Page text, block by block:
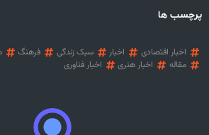
پرچسب ها
اخبار اقتصادی اخبار سبک زندگی فرهنگ
مقاله
اخبار هنری اخبار فناوری